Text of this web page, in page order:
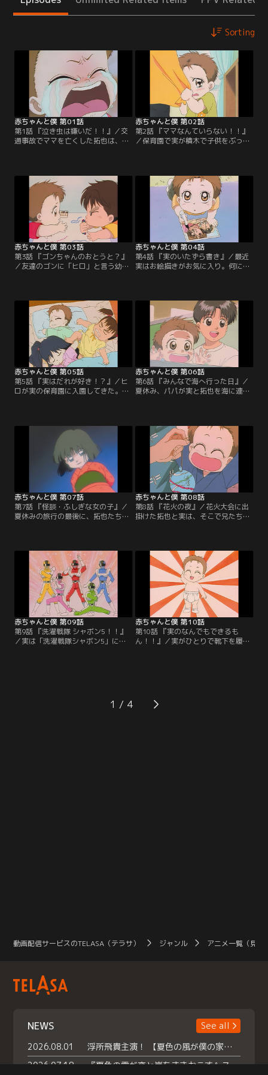
Sorting
赤ちゃんと僕 第01話
第1話 『泣き虫は嫌いだ！！』／交
通事故でママを亡くした拓也は、忙
ラだちを募らせていく拓也。そんな
ある日、パパを駅まで迎えにいく
道々、「このまま実がいなくなった
ら……」などと考え事をしていた拓
也は、本当に実をどこかに置き去り
にしてしまったことに気づく。【提
供：バンダイチャンネル】
赤ちゃんと僕 第02話
第2話 『ママなんていらない！！』
／保育園で実が積木で子供をぶっ
どうしていいかわからない。どうや
ら実は母親のいる子にヤキモチをや
いたらしい。それを聞いたパパは次
の日曜日拓也たちをピクニックに連
れていく。【提供：バンダイチャン
ネル】
赤ちゃんと僕 第03話
第3話 『ゴンちゃんのおとうと？』
／友達のゴンに「ヒロ」と言う幼い
しまう。一緒に遊び始める実とヒロ
だが、乱暴なヒロに実はタジタジ。
母親に戒められ、ヒロを迎えに公園
へやってきたゴン。拓也と話し込ん
で目を離した所に凶暴な犬・フラン
ソワーズが！！【提供：バンダイチ
ャンネル】
赤ちゃんと僕 第04話
第4話 『実のいたずら書き』／最近
実はお絵描きがお気に入り。何にで
してしまった。拓也は激怒し、実の
保育園の発表会になんか行かないと
言い出す。大好きなお兄ちゃんに叱
られて実はしょんぼり。発表会の練
習にも身が入らない。【提供：バン
ダイチャンネル】
赤ちゃんと僕 第05話
第5話 『実はだれが好き！？』／ヒ
ロが実の保育園に入園してきた。ヒ
せな女の子「一加」に出会う。一加
は拓也のクラスメートの藤井君の妹
で、どうやらヒロと同様、実がお気
に入りの様子。ことあるごとに対立
するヒロと一加に力作の絵を破られ
てさすがの実も怒ってしまう。【提
供：バンダイチャンネル】
赤ちゃんと僕 第06話
第6話 『みんなで海へ行った日』／
夏休み、パパが実と拓也を海に連れ
らんを楽しむはずだったが現地で会
ったパパの会社の部下・江戸前たち
の乱入でそれどころでは無くなって
しまう。【提供：バンダイチャンネ
赤ちゃんと僕 第07話
第7話 『怪談・ふしぎな女の子』／
夏休みの旅行の最後に、拓也たちは
れ、翌日原因不明の熱にうなされ
る。その事を話すと旅館のお婆さん
は、古ぼけた写真を見せながら、幼
くして死んだいとこ兄妹のことを話
しだす。その兄はなんと拓也にウリ
ふたつだった。【提供：バンダイチ
ャンネル】
赤ちゃんと僕 第08話
第8話 『花火の夜』／花火大会に出
掛けた拓也と実は、そこで兄たちに
え、これ買えの連発。とうとうお面
屋さんの前から動かなくなった3
人。仕方なく一番下のマー坊にだけ
かってやるが、それに納得のいかな
い一加は実を連れて走り去る。【提
供：バンダイチャンネル】
赤ちゃんと僕 第09話
第9話 『洗濯戦隊 シャボン5！！』
／実は「洗濯戦隊シャボン5」に夢
中。日曜日にデパートで開催される
出し、実にも作ってあげようと思い
立つ。【提供：バンダイチャンネ
赤ちゃんと僕 第10話
第10話 『実のなんでもできるも
ん！！』／実がひとりで靴下を履い
変わりと判明。実だけでなく自分も
少しづつ成長していることを自覚す
1
動画配信サービスのTELASA（テラサ） ジャンル アニメ一覧（見放
NEWS
See all
2026.08.01
浮所飛貴主演！ 【夏色の風が僕の家にやってきた】 本日よりテラサで独占配信スタート！
2026.07.18
『夏色の雲が恋と嵐をまきおこす』スペシャルメイキング 【Part1】2026年７月18日（土）23時30分～配信スタート！話題のシーンの裏側を大公開！豪華キャスト大集合！ 『武宮家 真夏の家族会議』開催！